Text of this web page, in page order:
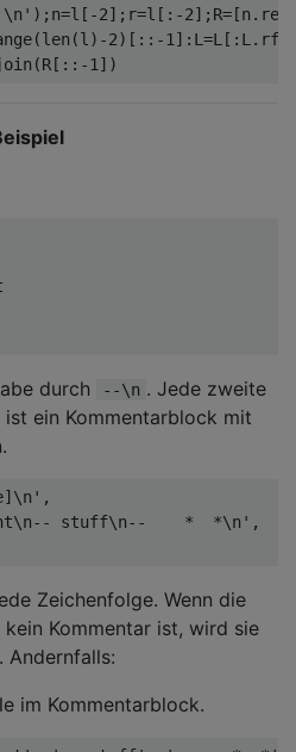
); n=l [-2]; r=l [:-2]; R=[n .
(len (l )-2)[::-1 ]: L =L [: L .
(R [::-1 ])
durch --\n . Jede zweite
ist ein Kommentarblock mit
stuff\n--    *  *\n',
Zeichenfolge. Wenn die
Kommentar ist, wird sie
Andernfalls:
im Kommentarblock.